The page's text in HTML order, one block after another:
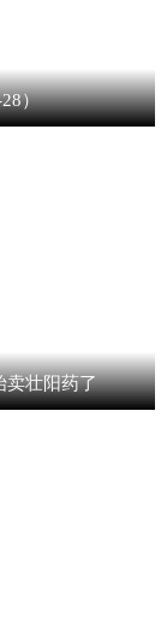
）
卖壮阳药了